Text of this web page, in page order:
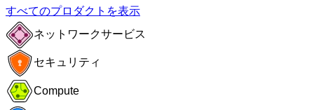
すべてのプロダクトを表示
ネットワークサービス
セキュリティ
Compute